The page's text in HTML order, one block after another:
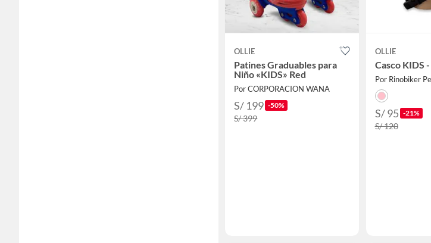
OLLIE
Patines Graduables para
Niño «KIDS» Red
Por CORPORACION WANA
S/ 199 -50%
S/ 399
OLLIE
Casco KIDS
Por Rinobiker
S/ 95 -21%
S/ 120